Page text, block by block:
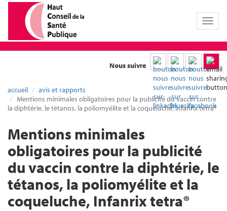
Toggle
Nous suivre
accueil
avis et rapports
Mentions minimales obligatoires pour la publicité du vaccin contre
la diphtérie, le tétanos, la poliomyélite et la coqueluche, Infanrix tetra®
Mentions minimales
obligatoires pour la publicité
du vaccin contre la diphtérie, le
tétanos, la poliomyélite et la
coqueluche, Infanrix tetra®